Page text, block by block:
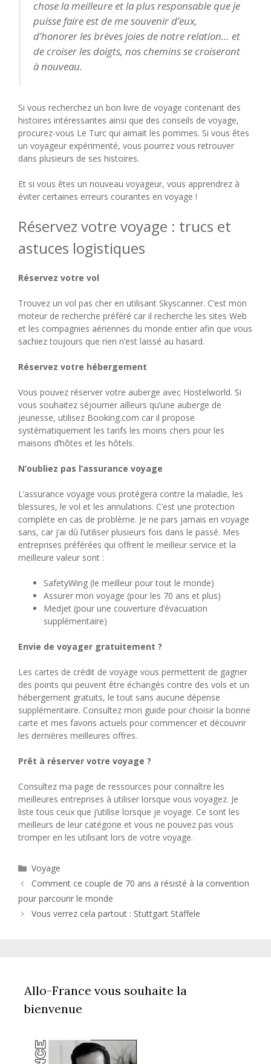
chose la meilleure et la plus responsable que je
puisse faire est de me souvenir d’eux,
d’honorer les brèves joies de notre relation… et
de croiser les doigts, nos chemins se croiseront
à nouveau.
Si vous recherchez un bon livre de voyage contenant des
histoires intéressantes ainsi que des conseils de voyage,
procurez-vous Le Turc qui aimait les pommes. Si vous êtes
un voyageur expérimenté, vous pourrez vous retrouver
dans plusieurs de ses histoires.
Et si vous êtes un nouveau voyageur, vous apprendrez à
éviter certaines erreurs courantes en voyage !
Réservez votre voyage : trucs et
astuces logistiques
Réservez votre vol
Trouvez un vol pas cher en utilisant Skyscanner. C’est mon
moteur de recherche préféré car il recherche les sites Web
et les compagnies aériennes du monde entier afin que vous
sachiez toujours que rien n’est laissé au hasard.
Réservez votre hébergement
Vous pouvez réserver votre auberge avec Hostelworld. Si
vous souhaitez séjourner ailleurs qu’une auberge de
jeunesse, utilisez Booking.com car il propose
systématiquement les tarifs les moins chers pour les
maisons d’hôtes et les hôtels.
N’oubliez pas l’assurance voyage
L’assurance voyage vous protégera contre la maladie, les
blessures, le vol et les annulations. C’est une protection
complète en cas de problème. Je ne pars jamais en voyage
sans, car j’ai dû l’utiliser plusieurs fois dans le passé. Mes
entreprises préférées qui offrent le meilleur service et la
meilleure valeur sont :
SafetyWing (le meilleur pour tout le monde)
Assurer mon voyage (pour les 70 ans et plus)
Medjet (pour une couverture d’évacuation
supplémentaire)
Envie de voyager gratuitement ?
Les cartes de crédit de voyage vous permettent de gagner
des points qui peuvent être échangés contre des vols et un
hébergement gratuits, le tout sans aucune dépense
supplémentaire. Consultez mon guide pour choisir la bonne
carte et mes favoris actuels pour commencer et découvrir
les dernières meilleures offres.
Prêt à réserver votre voyage ?
Consultez ma page de ressources pour connaître les
meilleures entreprises à utiliser lorsque vous voyagez. Je
liste tous ceux que j’utilise lorsque je voyage. Ce sont les
meilleurs de leur catégorie et vous ne pouvez pas vous
tromper en les utilisant lors de votre voyage.
Catégories
Voyage
Comment ce couple de 70 ans a résisté à la convention
pour parcourir le monde
Vous verrez cela partout : Stuttgart Stäffele
Allo-France vous souhaite la
bienvenue